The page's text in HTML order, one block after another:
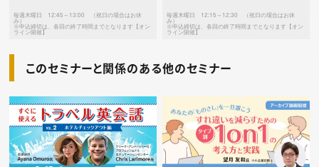
毎週木曜日 12:45～13:00 （祝日の場合はお休
み）
※申込締切は、各回の終了時間までとなります【オン
ライン開催】
毎週木曜日 12:15～12:30 （祝日の場合はお休
み）
※申込締切は、各回の終了時間までとなります【オン
ライン開催】
このセミナーと関係のある他のセミナー